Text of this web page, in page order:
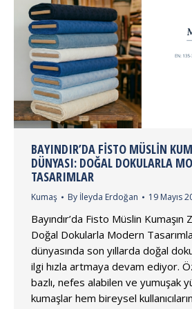
BAYINDIR’DA FISTO MÜSLIN
DÜNYASI: DOĞAL DOKULARLA
TASARIMLAR
Kumaş By İleyda Erdoğan 19 Mayıs
Bayındır’da Fisto Müslin Kumaşın
Doğal Dokularla Modern
dünyasında son yıllarda doğal
ilgi hızla artmaya devam ediyor.
bazlı, nefes alabilen ve yumuşak
kumaşlar hem bireysel